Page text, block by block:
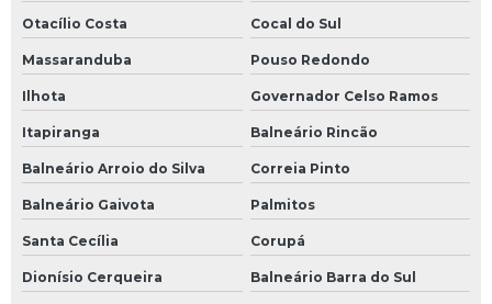
Requerimento de autorização de pesquisa mineral
Requerimento de concessão de lavra
Requerimento de pesquisa mineral
Serviço de aerolevantamento
Serviço de batimetria
Serviço de licenciamento ambiental
Serviço de topografia quanto custa
Otacílio Costa Cocal do Sul
Massaranduba Pouso Redondo
Ilhota Governador Celso Ramos
Itapiranga Balneário Rincão
Balneário Arroio do Silva Correia Pinto
Balneário Gaivota Palmitos
Santa Cecília Corupá
Dionísio Cerqueira Balneário Barra do Sul